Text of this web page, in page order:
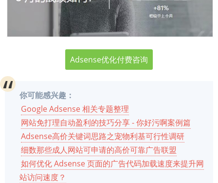
Adsense优化付费咨询
你可能感兴趣：
Google Adsense 相关专题整理
网站免打理自动盈利的技巧分享 - 你好污啊案例篇
Adsense高价关键词思路之宠物利基可行性调研
细数那些成人网站可申请的高价可靠广告联盟
如何优化 Adsense 页面的广告代码加载速度来提升网
站访问速度？